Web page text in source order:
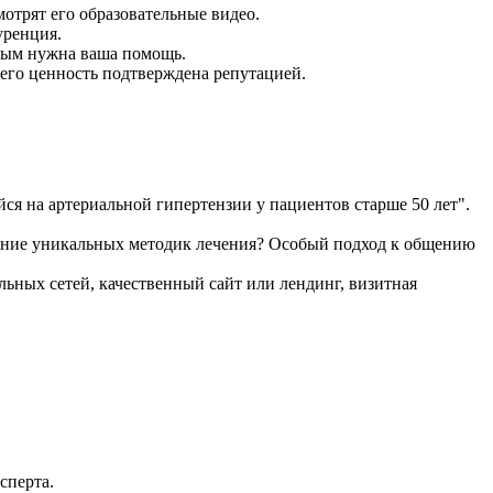
его образовательные видео.
нужна ваша помощь.
ценность подтверждена репутацией.
на артериальной гипертензии у пациентов старше 50 лет".
уникальных методик лечения? Особый подход к общению
сетей, качественный сайт или лендинг, визитная